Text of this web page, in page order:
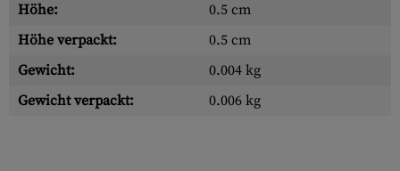
Höhe:
0.5 cm
Höhe verpackt:
0.5 cm
Gewicht:
0.004 kg
Gewicht verpackt:
0.006 kg